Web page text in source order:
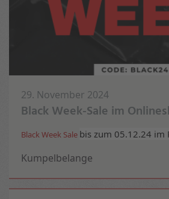
Black Week-Sale im
Black Week Sale bis zum 05.12.24 im
Kumpelbelange
29. November 2024